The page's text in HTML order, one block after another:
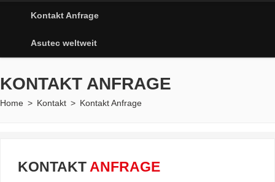
Kontakt Anfrage
Asutec weltweit
KONTAKT ANFRAGE
Home > Kontakt > Kontakt Anfrage
KONTAKT ANFRAGE